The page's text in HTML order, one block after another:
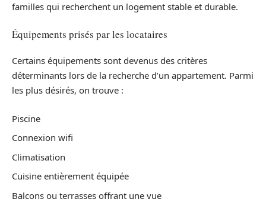
familles qui recherchent un logement stable et durable.
Équipements prisés par les locataires
Certains équipements sont devenus des critères
déterminants lors de la recherche d’un appartement. Parmi
les plus désirés, on trouve :
Piscine
Connexion wifi
Climatisation
Cuisine entièrement équipée
Balcons ou terrasses offrant une vue